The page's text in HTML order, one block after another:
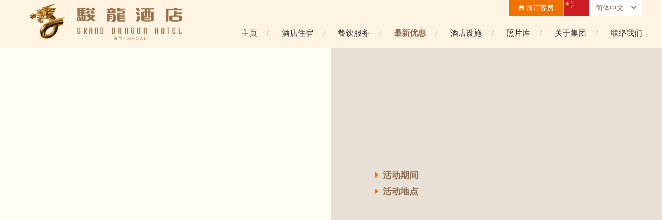
预订客房 简体中文
主页 酒店住宿 餐饮服务 最新优惠 酒店设施 照片库 关于集团 联络我们
活动期间
活动地点